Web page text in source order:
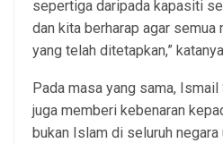
sepertiga daripada kapasiti
dan kita berharap agar semua
yang telah ditetapkan,”
Pada masa yang sama,
juga memberi kebenaran
bukan Islam di seluruh